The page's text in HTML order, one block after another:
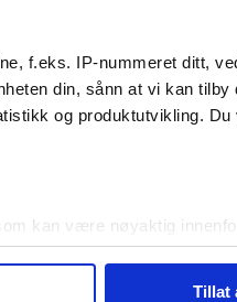
f.eks. IP-nummeret ditt,
din, sånn at vi kan tilby
og produktutvikling.
kan være nøyaktig
og hvordan du kan velgeTillat